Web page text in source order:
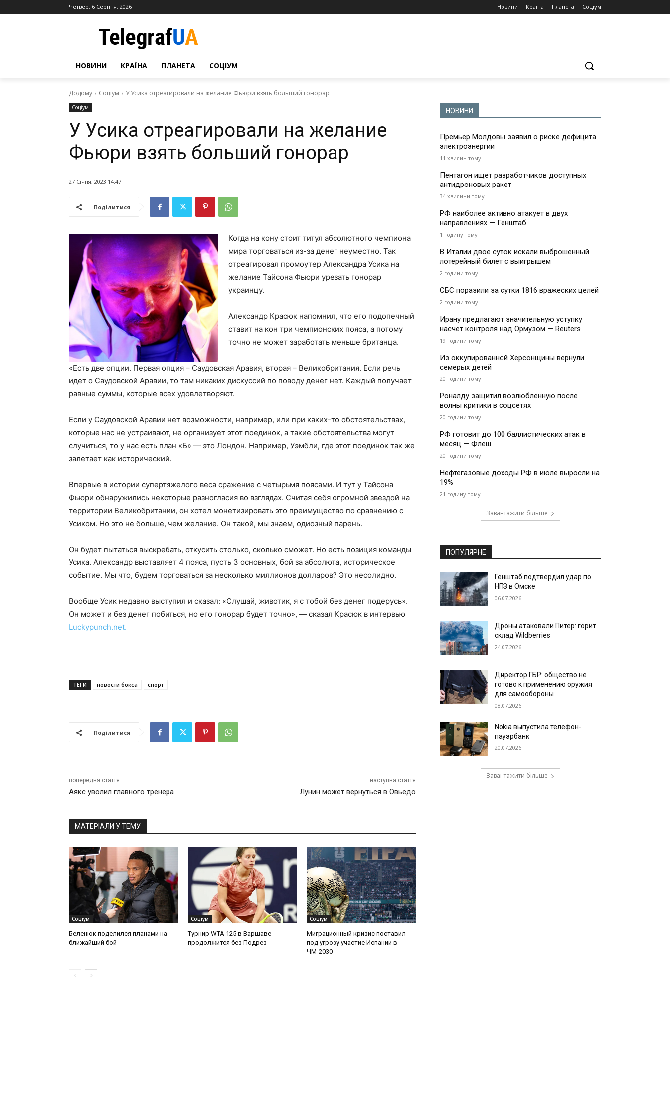
Четвер, 6 Серпня, 2026 Новини Країна Планета Соціум
НОВИНИ КРАЇНА ПЛАНЕТА СОЦІУМ
Додому Соціум У Усика отреагировали на желание Фьюри взять больший гонорар
Соціум
У Усика отреагировали на желание
Фьюри взять больший гонорар
27 Січня, 2023 14:47
Поділитися
Когда на кону стоит титул абсолютного чемпиона
мира торговаться из-за денег неуместно. Так
отреагировал промоутер Александра Усика на
желание Тайсона Фьюри урезать гонорар
украинцу.
Александр Красюк напомнил, что его подопечный
ставит на кон три чемпионских пояса, а потому
точно не может заработать меньше британца.
«Есть две опции. Первая опция – Саудовская Аравия, вторая – Великобритания. Если речь
идет о Саудовской Аравии, то там никаких дискуссий по поводу денег нет. Каждый получает
равные суммы, которые всех удовлетворяют.
Если у Саудовской Аравии нет возможности, например, или при каких-то обстоятельствах,
которые нас не устраивают, не организует этот поединок, а такие обстоятельства могут
случиться, то у нас есть план «Б» — это Лондон. Например, Уэмбли, где этот поединок так же
залетает как исторический.
Впервые в истории супертяжелого веса сражение с четырьмя поясами. И тут у Тайсона
Фьюри обнаружились некоторые разногласия во взглядах. Считая себя огромной звездой на
территории Великобритании, он хотел монетизировать это преимущество по сравнению с
Усиком. Но это не больше, чем желание. Он такой, мы знаем, одиозный парень.
Он будет пытаться выскребать, откусить столько, сколько сможет. Но есть позиция команды
Усика. Александр выставляет 4 пояса, пусть 3 основных, бой за абсолюта, историческое
событие. Мы что, будем торговаться за несколько миллионов долларов? Это несолидно.
Вообще Усик недавно выступил и сказал: «Слушай, животик, я с тобой без денег подерусь».
Он может и без денег побиться, но его гонорар будет точно», — сказал Красюк в интервью
Luckypunch.net.
ТЕГИ новости бокса спорт
Поділитися
попередня стаття
Аякс уволил главного тренера
наступна стаття
Лунин может вернуться в Овьедо
МАТЕРІАЛИ У ТЕМУ
Соціум
Беленюк поделился планами на
ближайший бой
Соціум
Турнир WTA 125 в Варшаве
продолжится без Подрез
Соціум
Миграционный кризис поставил
под угрозу участие Испании в
ЧМ-2030
НОВИНИ
Премьер Молдовы заявил о риске дефицита
электроэнергии
11 хвилин тому
Пентагон ищет разработчиков доступных
антидроновых ракет
34 хвилини тому
РФ наиболее активно атакует в двух
направлениях — Генштаб
1 годину тому
В Италии двое суток искали выброшенный
лотерейный билет с выигрышем
2 години тому
СБС поразили за сутки 1816 вражеских целей
2 години тому
Ирану предлагают значительную уступку
насчет контроля над Ормузом — Reuters
19 години тому
Из оккупированной Херсонщины вернули
семерых детей
20 години тому
Роналду защитил возлюбленную после
волны критики в соцсетях
20 години тому
РФ готовит до 100 баллистических атак в
месяц — Флеш
20 години тому
Нефтегазовые доходы РФ в июле выросли на
19%
21 годину тому
Завантажити більше
ПОПУЛЯРНЕ
Генштаб подтвердил удар по
НПЗ в Омске
06.07.2026
Дроны атаковали Питер: горит
склад Wildberries
24.07.2026
Директор ГБР: общество не
готово к применению оружия
для самообороны
08.07.2026
Nokia выпустила телефон-
пауэрбанк
20.07.2026
Завантажити більше